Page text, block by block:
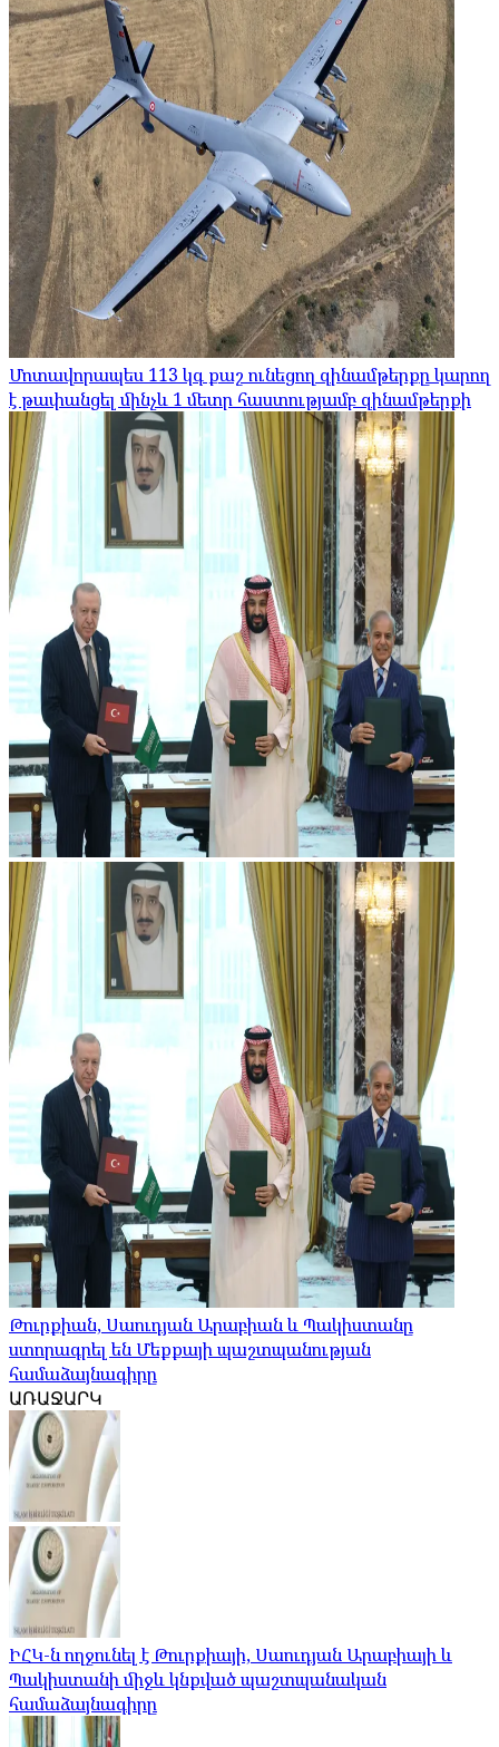
Մոտավորապես 113 կգ քաշ ունեցող զինամթերքը կարող
է թափանցել մինչև 1 մետր հաստությամբ զինամթերքի
Թուրքիան, Սաուդյան Արաբիան և Պակիստանը
ստորագրել են Մեքքայի պաշտպանության
համաձայնագիրը
ԱՌԱՋԱՐԿ
ԻՀԿ-ն ողջունել է Թուրքիայի, Սաուդյան Արաբիայի և
Պակիստանի միջև կնքված պաշտպանական
համաձայնագիրը